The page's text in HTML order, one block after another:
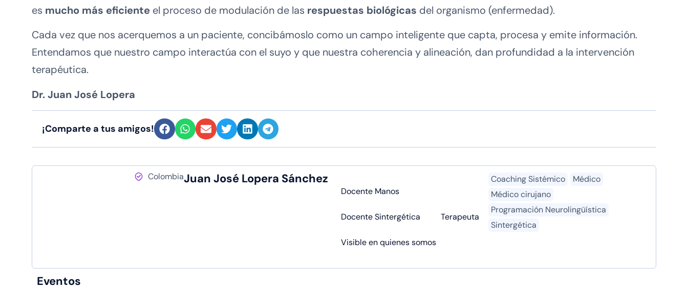
es mucho más eficiente el proceso de modulación de las respuestas biológicas del organismo (enfermedad).
Cada vez que nos acerquemos a un paciente, concibámoslo como un campo inteligente que capta, procesa y emite información.
Entendamos que nuestro campo interactúa con el suyo y que nuestra coherencia y alineación, dan profundidad a la intervención
terapéutica.
Dr. Juan José Lopera
¡Comparte a tus amigos!
ColombiaJuan José Lopera Sánchez
Docente Manos
Docente Sintergética Terapeuta
Visible en quienes somos
Coaching Sistémico
Médico
Médico cirujano
Programación Neurolingüística
Sintergética
Eventos